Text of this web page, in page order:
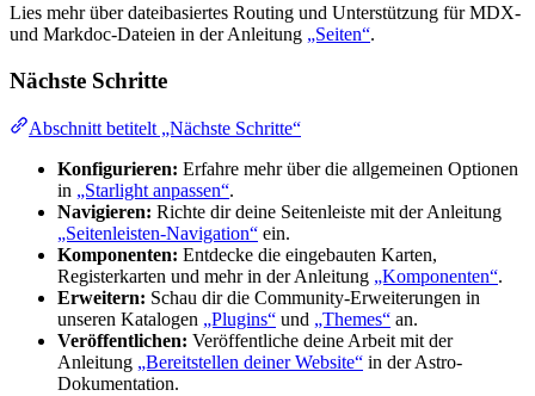
Lies mehr über dateibasiertes Routing und Unterstützung für MDX-
und Markdoc-Dateien in der Anleitung „Seiten“.
Nächste Schritte
Abschnitt betitelt „Nächste Schritte“
Konfigurieren: Erfahre mehr über die allgemeinen Optionen
in „Starlight anpassen“.
Navigieren: Richte dir deine Seitenleiste mit der Anleitung
„Seitenleisten-Navigation“ ein.
Komponenten: Entdecke die eingebauten Karten,
Registerkarten und mehr in der Anleitung „Komponenten“.
Erweitern: Schau dir die Community-Erweiterungen in
unseren Katalogen „Plugins“ und „Themes“ an.
Veröffentlichen: Veröffentliche deine Arbeit mit der
Anleitung „Bereitstellen deiner Website“ in der Astro-
Dokumentation.